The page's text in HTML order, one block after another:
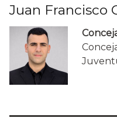
Juan Francisco